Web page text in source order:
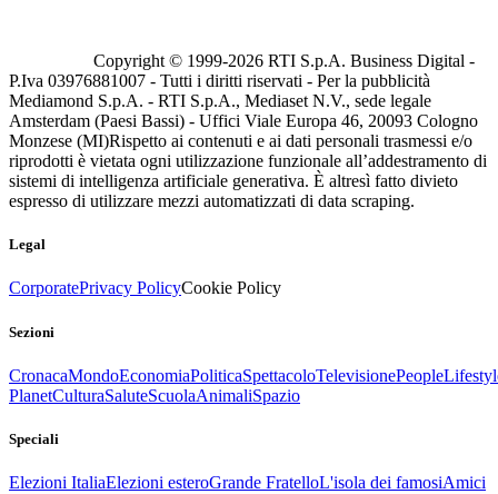
Copyright © 1999-2026 RTI S.p.A. Business Digital -
P.Iva 03976881007 - Tutti i diritti riservati - Per la pubblicità
Mediamond S.p.A. - RTI S.p.A., Mediaset N.V., sede legale
Amsterdam (Paesi Bassi) - Uffici Viale Europa 46, 20093 Cologno
Monzese (MI)Rispetto ai contenuti e ai dati personali trasmessi e/o
riprodotti è vietata ogni utilizzazione funzionale all’addestramento di
sistemi di intelligenza artificiale generativa. È altresì fatto divieto
espresso di utilizzare mezzi automatizzati di data scraping.
Legal
CorporatePrivacy PolicyCookie Policy
Sezioni
CronacaMondoEconomiaPoliticaSpettacoloTelevisionePeople
PlanetCulturaSaluteScuolaAnimaliSpazio
Speciali
Elezioni ItaliaElezioni esteroGrande FratelloL'isola dei famosiAmici